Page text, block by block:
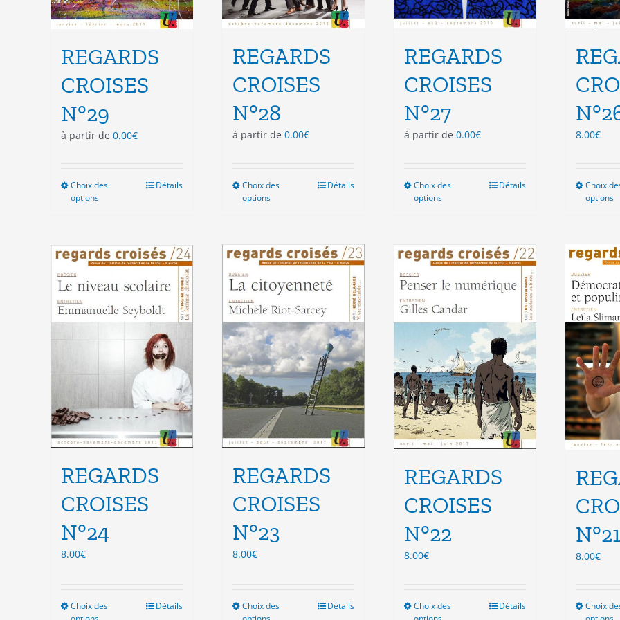
REGARDS
CROISES
N°29
à partir de 0.00€
Choix des
options
variations.
Les
options
peuvent
être
choisies
sur
page
produit
Détails
REGARDS
CROISES
N°28
à partir de 0.00€
Choix des
options
variations.
Les
peuvent
être
choisies
sur
la
page
produit
Détails
REGARDS
CROISES
N°27
à partir de 0.00€
Choix des
options
variations.
Les
peuvent
être
choisies
sur
la
page
du
produit
Détails
8.00€
Choix
options
REGARDS
CROISES
N°24
8.00€
Choix des
Détails
REGARDS
CROISES
N°23
8.00€
Choix des
Détails
REGARDS
CROISES
N°22
8.00€
Choix des
Détails
N°21
8.00€
Choix